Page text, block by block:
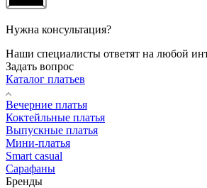
Нужна консультация?
Наши специалисты ответят на любой
Задать вопрос
Каталог платьев
Вечерние платья
Коктейльные платья
Выпускные платья
Мини-платья
Smart casual
Сарафаны
Бренды